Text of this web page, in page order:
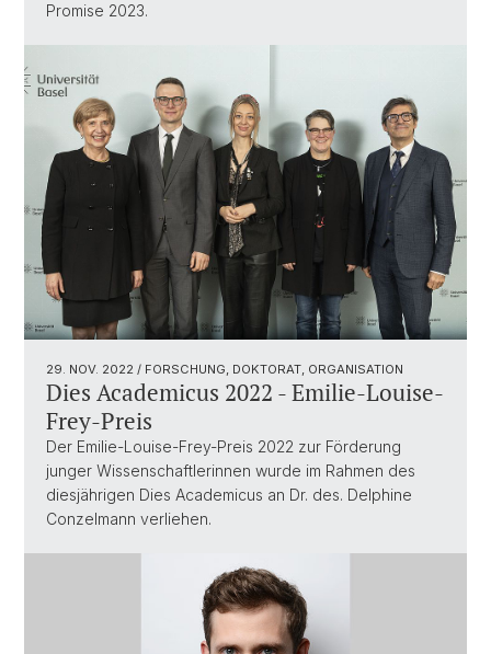
Promise 2023.
29. NOV. 2022 / FORSCHUNG, DOKTORAT, ORGANISATION
Dies Academicus 2022 - Emilie-Louise-
Frey-Preis
Der Emilie-Louise-Frey-Preis 2022 zur Förderung
junger Wissenschaftlerinnen wurde im Rahmen des
diesjährigen Dies Academicus an Dr. des. Delphine
Conzelmann verliehen.